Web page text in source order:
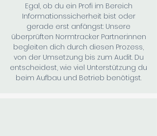
Egal, ob du ein Profi im Bereich
Informationssicherheit bist oder
gerade erst anfängst: Unsere
überprüften Normtracker Partner:innen
begleiten dich durch diesen Prozess,
von der Umsetzung bis zum Audit. Du
entscheidest, wie viel Unterstützung du
beim Aufbau und Betrieb benötigst.